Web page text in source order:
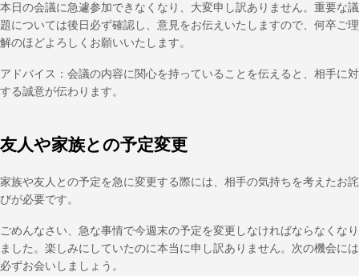
本日の会議に急遽参加できなくなり、大変申し訳ありません。重要な議
題については後日必ず確認し、意見をお伝えいたしますので、何卒ご理
解のほどよろしくお願いいたします。
アドバイス：会議の内容に関心を持っていることを伝えると、相手に対
する誠意が伝わります。
友人や家族との予定変更
家族や友人との予定を急に変更する際には、相手の気持ちを考えたお詫
びが必要です。
ごめんなさい、急な事情で今週末の予定を変更しなければならなくなり
ました。楽しみにしていたのに本当に申し訳ありません。次の機会には
必ずお会いしましょう。